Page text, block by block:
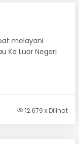
melayani
Ke Luar Negeri
12.679 x Dilihat